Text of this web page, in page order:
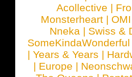
Acollective |
Monsterheart | OMI
Nneka | Swiss &
SomeKindaWonderful
| Years & Years |
| Europe |